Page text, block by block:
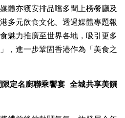
體亦獲安排品嚐多間上榜餐廳及
多元飲食文化。透過媒體專題報
魅力推廣至世界各地，吸引更多
，進一步鞏固香港作為「美食之
限定名廚聯乘饗宴 全城共享美饌